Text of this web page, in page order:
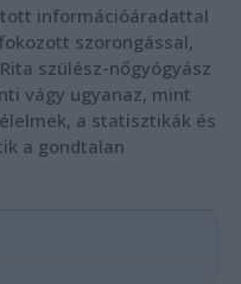
információáradattal
szorongással,
szülész-nőgyógyász
vágy ugyanaz, mint
a statisztikák és
a gondtalan